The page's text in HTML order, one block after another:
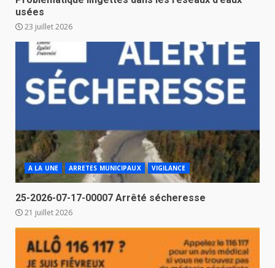
usées
23 juillet 2026
A LA UNE ARRETES MUNICIPAUX VIGILANCE
25-2026-07-17-00007 Arrêté sécheresse
21 juillet 2026